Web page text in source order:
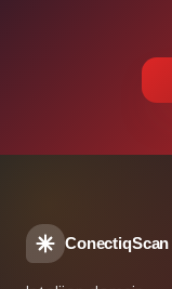
ConectiqScan